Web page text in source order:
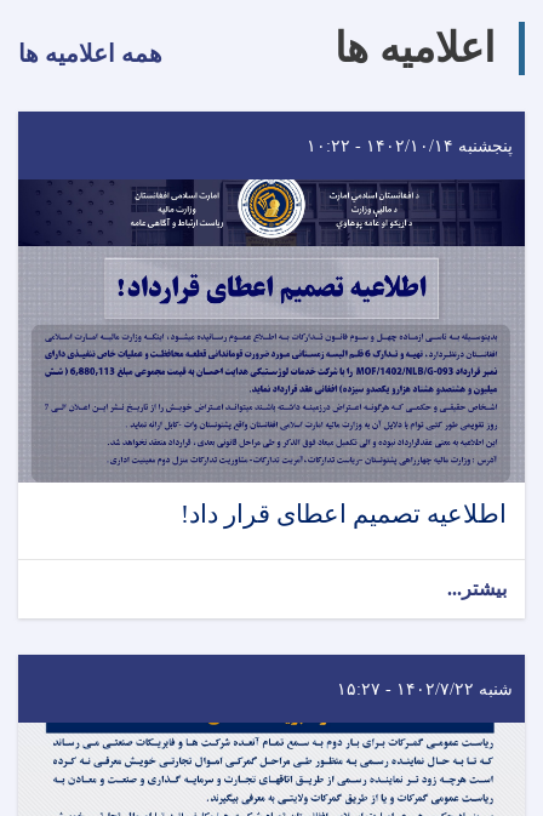
اعلامیه ها همه اعلامیه ها
پنجشنبه ۱۴۰۲/۱۰/۱۴ - ۱۰:۲۲
اطلاعیه تصمیم اعطای قرار داد!
بیشتر...
شنبه ۱۴۰۲/۷/۲۲ - ۱۵:۲۷